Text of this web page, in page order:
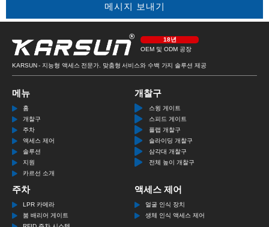
메시지 보내기
18년
OEM 및 ODM 공장
KARSUN - 지능형 액세스 전문가. 맞춤형 서비스와 수백 가지 솔루션 제공
메뉴
홈
개찰구
주차
액세스 제어
솔루션
지원
카르선 소개
개찰구
스윙 게이트
스피드 게이트
플랩 개찰구
슬라이딩 개찰구
삼각대 개찰구
전체 높이 개찰구
주차
LPR 카메라
붐 배리어 게이트
액세스 제어
얼굴 인식 장치
생체 인식 액세스 제어